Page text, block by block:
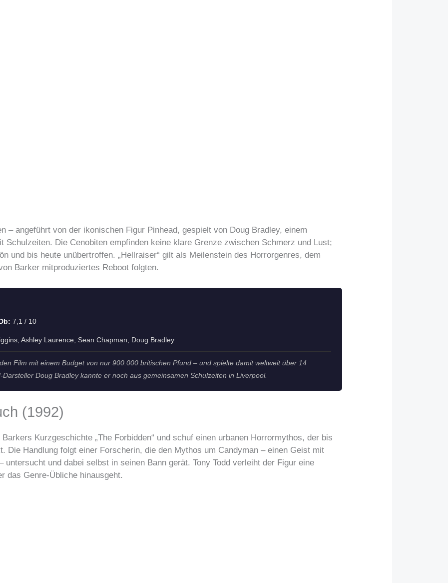
– angeführt von der ikonischen Figur Pinhead, gespielt von Doug Bradley, einem
Schulzeiten. Die Cenobiten empfinden keine klare Grenze zwischen Schmerz und Lust;
und bis heute unübertroffen. „Hellraiser“ gilt als Meilenstein des Horrorgenres, dem
Barker mitproduziertes Reboot folgten.
7,1 / 10
Ashley Laurence, Sean Chapman, Doug Bradley
Film mit einem Budget von nur 900.000 britischen Pfund – und spielte damit weltweit über 14
Doug Bradley kannte er noch aus gemeinsamen Schulzeiten in Liverpool.
(1992)
Barkers Kurzgeschichte „The Forbidden“ und schuf einen urbanen Horrormythos, der bis
Die Handlung folgt einer Forscherin, die den Mythos um Candyman – einen Geist mit
untersucht und dabei selbst in seinen Bann gerät. Tony Todd verleiht der Figur eine
das Genre-Übliche hinausgeht.